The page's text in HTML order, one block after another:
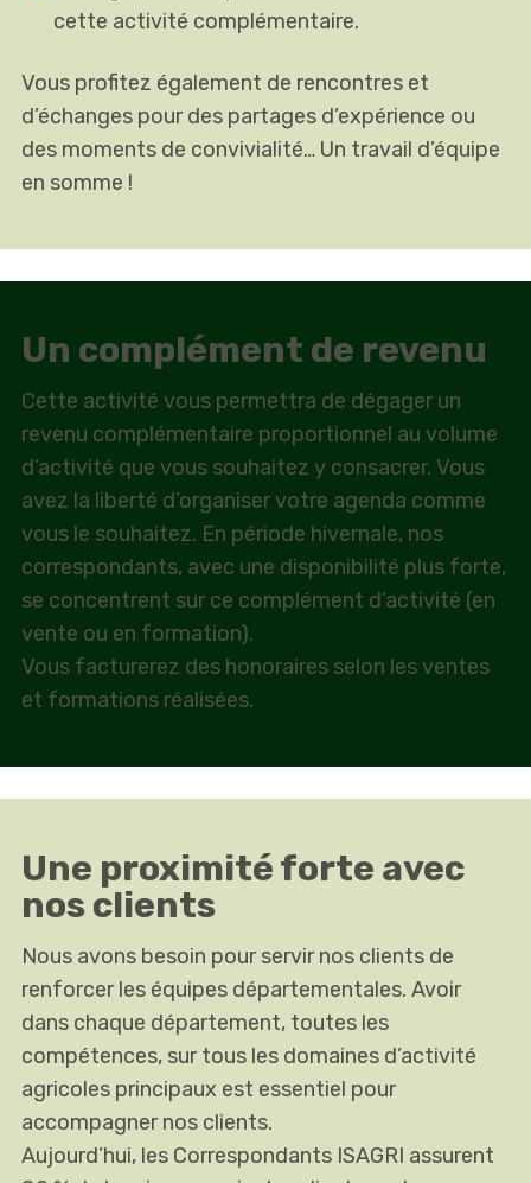
cette activité complémentaire.
Vous profitez également de rencontres et
d’échanges pour des partages d’expérience ou
des moments de convivialité… Un travail d’équipe
en somme !
Un complément de revenu
Cette activité vous permettra de dégager un
revenu complémentaire proportionnel au volume
d’activité que vous souhaitez y consacrer. Vous
avez la liberté d’organiser votre agenda comme
vous le souhaitez. En période hivernale, nos
correspondants, avec une disponibilité plus forte,
se concentrent sur ce complément d’activité (en
vente ou en formation).
Vous facturerez des honoraires selon les ventes
et formations réalisées.
Une proximité forte avec
nos clients
Nous avons besoin pour servir nos clients de
renforcer les équipes départementales. Avoir
dans chaque département, toutes les
compétences, sur tous les domaines d’activité
agricoles principaux est essentiel pour
accompagner nos clients.
Aujourd’hui, les Correspondants ISAGRI assurent